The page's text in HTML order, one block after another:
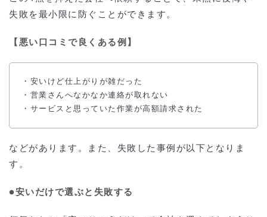
失敗を最小限に防ぐことができます。
【悪い口コミで良くある例】
・安いけど仕上がりが雑だった
・営業さんへなかなか連絡が取れない
・サービスと思っていた作業が高額請求された
などがあります。また、失敗した事例が以下となりま
す。
●安いだけで選ぶと失敗する